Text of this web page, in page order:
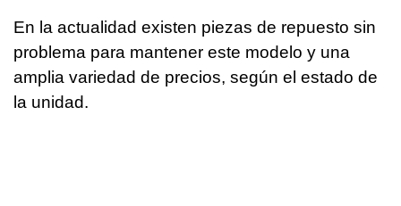
En la actualidad existen piezas de repuesto sin
problema para mantener este modelo y una
amplia variedad de precios, según el estado de
la unidad.